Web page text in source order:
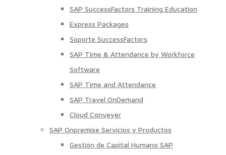
SAP SuccessFactors Training Education
Express Packages
Soporte SuccessFactors
SAP Time & Attendance by Workforce
Software
SAP Time and Attendance
SAP Travel OnDemand
Cloud Conveyer
SAP Onpremise Servicios y Productos
Gestión de Capital Humano SAP